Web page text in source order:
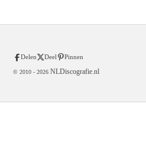
Delen Deel Pinnen
© 2010 - 2026 NLDiscografie.nl